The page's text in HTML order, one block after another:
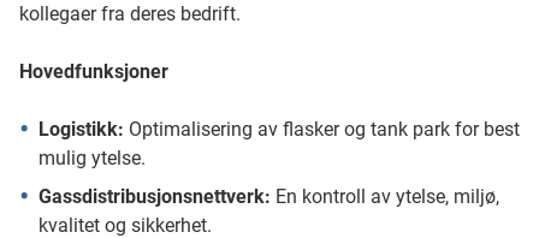
kollegaer fra deres bedrift.
Hovedfunksjoner
Logistikk: Optimalisering av flasker og tank park for best
mulig ytelse.
Gassdistribusjonsnettverk: En kontroll av ytelse, miljø,
kvalitet og sikkerhet.